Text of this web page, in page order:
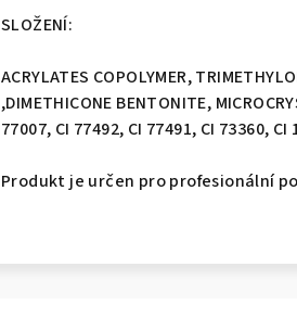
SLOŽENÍ:
ACRYLATES COPOLYMER,
,DIMETHICONE BENTONITE,
77007, CI 77492, CI 77491, CI 73360, CI
Produkt je určen pro profesionální